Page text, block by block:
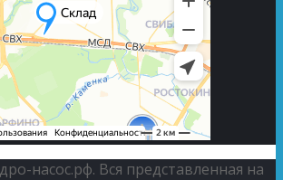
насос.рф. Вся представленная на